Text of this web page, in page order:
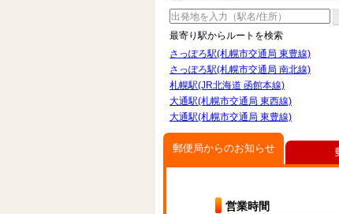
最寄り駅からルートを検索
さっぽろ駅(札幌市交通局 東豊線)
さっぽろ駅(札幌市交通局 南北線)
札幌駅(JR北海道 函館本線)
大通駅(札幌市交通局 東西線)
大通駅(札幌市交通局 東豊線)
郵便局からのお知らせ
営業時間